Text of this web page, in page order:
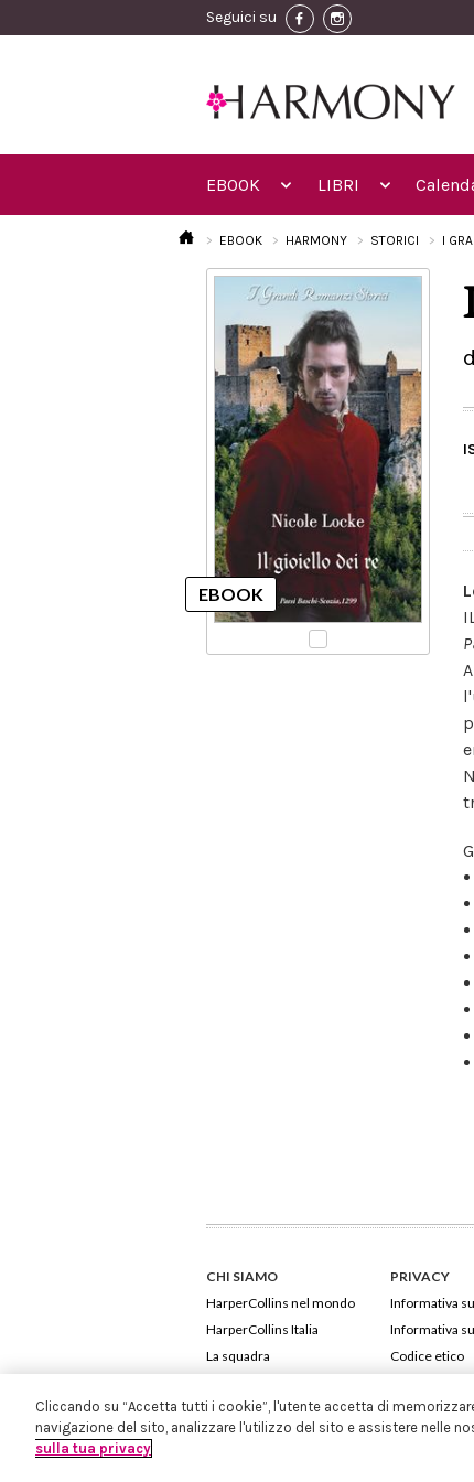
Seguici su
EBOOK LIBRI
EBOOK HARMONY STORICI I
CHI SIAMO
HarperCollins nel mondo
HarperCollins Italia
La squadra
PRIVACY
Informativa
Informativa
Codice etico
Cliccando su “Accetta tutti i cookie”, l'utente accetta di
navigazione del sito, analizzare l'utilizzo del sito e assistere nelle
sulla tua privacy